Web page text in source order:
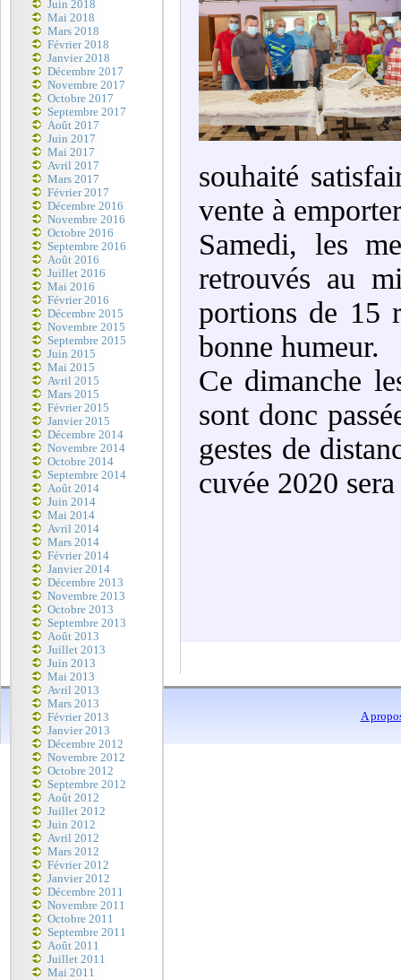
Juin 2018
Mai 2018
Mars 2018
Février 2018
Janvier 2018
Décembre 2017
Novembre 2017
Octobre 2017
Septembre 2017
Août 2017
Juin 2017
Mai 2017
Avril 2017
Mars 2017
Février 2017
Décembre 2016
Novembre 2016
Octobre 2016
Septembre 2016
Août 2016
Juillet 2016
Mai 2016
Février 2016
Décembre 2015
Novembre 2015
Septembre 2015
Juin 2015
Mai 2015
Avril 2015
Mars 2015
Février 2015
Janvier 2015
Décembre 2014
Novembre 2014
Octobre 2014
Septembre 2014
Août 2014
Juin 2014
Mai 2014
Avril 2014
Mars 2014
Février 2014
Janvier 2014
Décembre 2013
Novembre 2013
Octobre 2013
Septembre 2013
Août 2013
Juillet 2013
Juin 2013
Mai 2013
Avril 2013
Mars 2013
Février 2013
Janvier 2013
Décembre 2012
Novembre 2012
Octobre 2012
Septembre 2012
Août 2012
Juillet 2012
Juin 2012
Avril 2012
Mars 2012
Février 2012
Janvier 2012
Décembre 2011
Novembre 2011
Octobre 2011
Septembre 2011
Août 2011
Juillet 2011
Mai 2011
souhaité
vente à
Samedi, les
retrouvés au
portions de 15
bonne humeur.
Ce dimanche
sont donc
gestes de
cuvée 2020
A